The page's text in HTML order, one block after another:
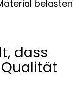
belasten
dass